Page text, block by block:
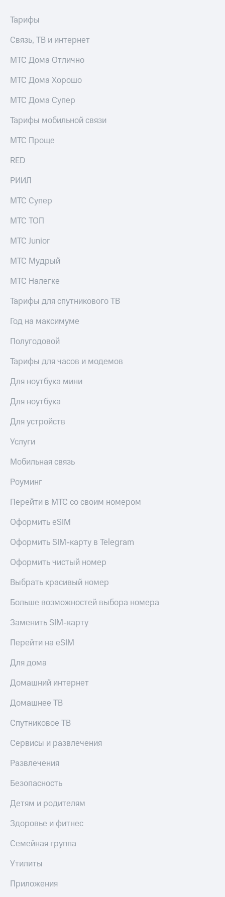
Тарифы
Связь, ТВ и интернет
МТС Дома Отлично
МТС Дома Хорошо
МТС Дома Супер
Тарифы мобильной связи
МТС Проще
RED
РИИЛ
МТС Супер
МТС ТОП
МТС Junior
МТС Мудрый
МТС Налегке
Тарифы для спутникового ТВ
Год на максимуме
Полугодовой
Тарифы для часов и модемов
Для ноутбука мини
Для ноутбука
Для устройств
Услуги
Мобильная связь
Роуминг
Перейти в МТС со своим номером
Оформить eSIM
Оформить SIM-карту в Telegram
Оформить чистый номер
Выбрать красивый номер
Больше возможностей выбора номера
Заменить SIM-карту
Перейти на eSIM
Для дома
Домашний интернет
Домашнее ТВ
Спутниковое ТВ
Сервисы и развлечения
Развлечения
Безопасность
Детям и родителям
Здоровье и фитнес
Семейная группа
Утилиты
Приложения